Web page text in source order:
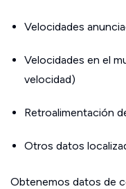
Velocidades
Velocidades en el
velocidad)
Retroalimentación
Otros datos
Obtenemos datos de